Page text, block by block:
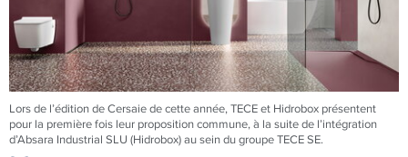
Lors de l’édition de Cersaie de cette année, TECE et Hidrobox présentent
pour la première fois leur proposition commune, à la suite de l’intégration
d’Absara Industrial SLU (Hidrobox) au sein du groupe TECE SE.